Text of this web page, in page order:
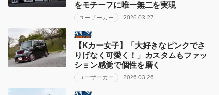
をモチーフに唯一無二を実現
ユーザーカー 2026.03.27
【Kカー女子】「大好きなピンクでさ
りげなく可愛く！」カスタムもファッ
ション感覚で個性を磨く
ユーザーカー 2026.03.26